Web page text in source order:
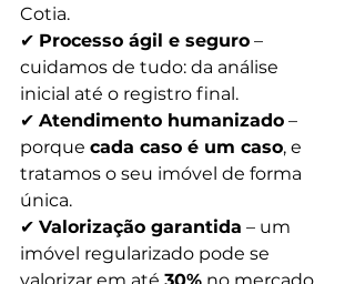
Cotia.
✔ Processo ágil e seguro –
cuidamos de tudo: da análise
inicial até o registro final.
✔ Atendimento humanizado –
porque cada caso é um caso, e
tratamos o seu imóvel de forma
única.
✔ Valorização garantida – um
imóvel regularizado pode se